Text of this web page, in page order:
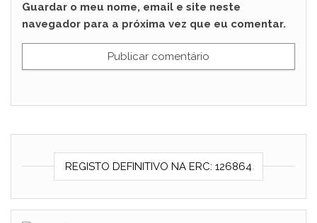
Guardar o meu nome, email e site neste
navegador para a próxima vez que eu comentar.
REGISTO DEFINITIVO NA ERC: 126864